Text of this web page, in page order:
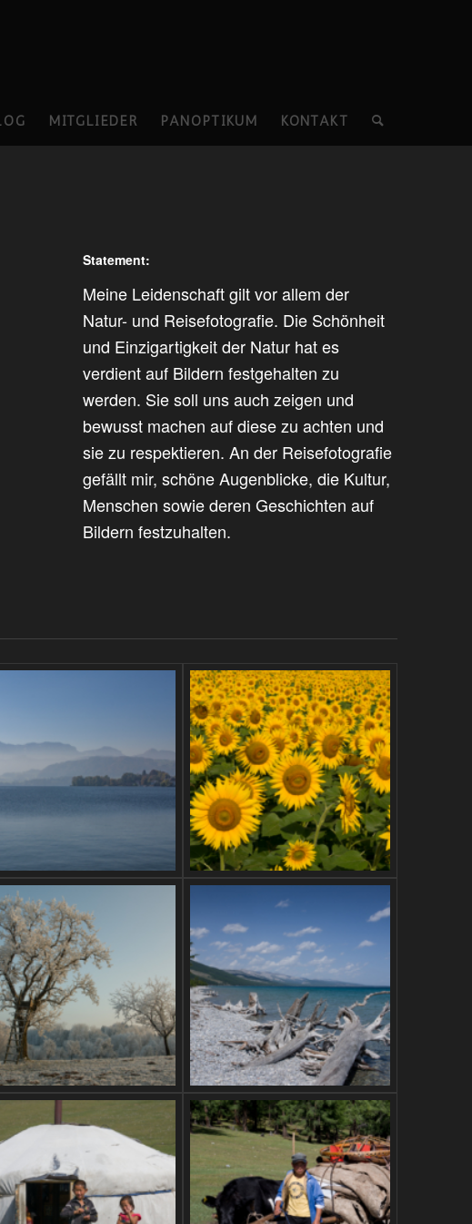
MITGLIEDER PANOPTIKUM KONTAKT
Statement:
Meine Leidenschaft gilt vor allem der
Natur- und Reisefotografie. Die Schönheit
und Einzigartigkeit der Natur hat es
verdient auf Bildern festgehalten zu
werden. Sie soll uns auch zeigen und
bewusst machen auf diese zu achten und
sie zu respektieren. An der Reisefotografie
gefällt mir, schöne Augenblicke, die Kultur,
Menschen sowie deren Geschichten auf
Bildern festzuhalten.